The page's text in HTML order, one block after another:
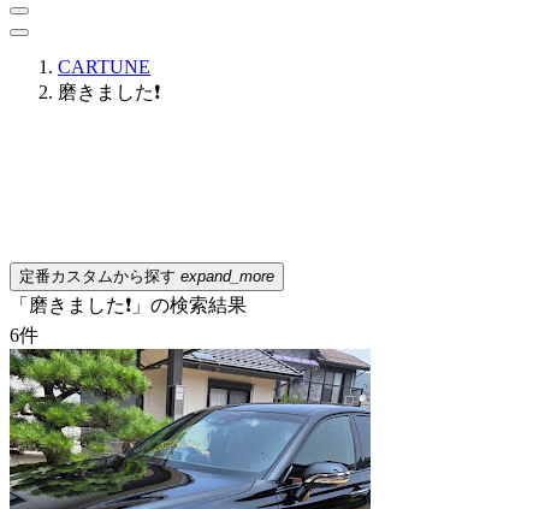
CARTUNE
磨きました❗
定番カスタムから探す expand_more
「磨きました❗」の検索結果
6件